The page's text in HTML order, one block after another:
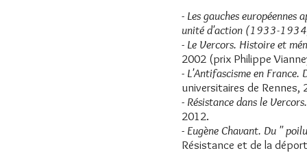
- Les gauches
unité d'action (1933-
- Le Vercors. Histoire et
2002 (prix Philippe
- L'Antifascisme en France.
universitaires de Rennes,
- Résistance dans le
2012.
- Eugène Chavant. Du "
Résistance et de la